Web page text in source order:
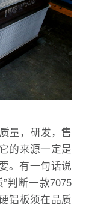
量，研发，售
的来源一定是
。有一句话说
判断一款7075
铝板须在品质